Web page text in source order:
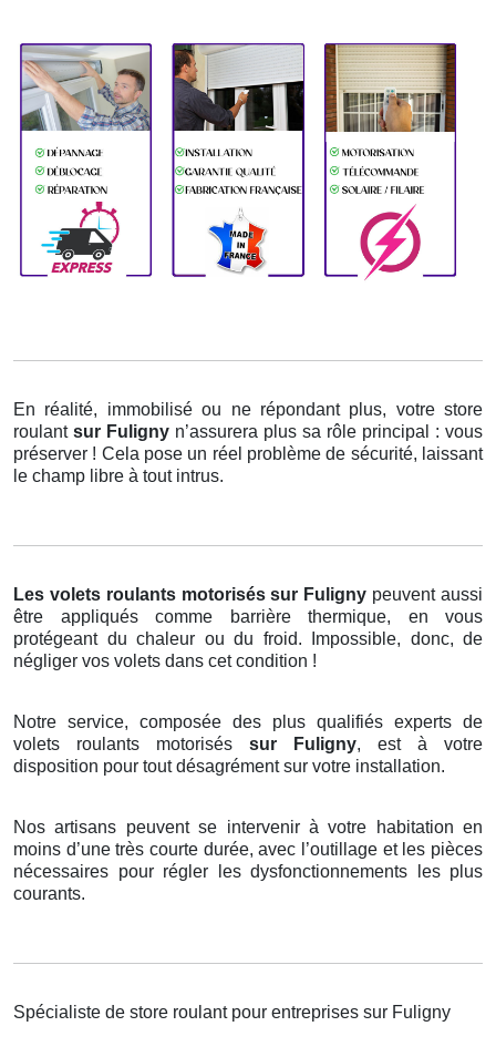
En réalité, immobilisé ou ne répondant plus, votre store
roulant sur Fuligny n’assurera plus sa rôle principal : vous
préserver ! Cela pose un réel problème de sécurité, laissant
le champ libre à tout intrus.
Les volets roulants motorisés sur Fuligny peuvent aussi
être appliqués comme barrière thermique, en vous
protégeant du chaleur ou du froid. Impossible, donc, de
négliger vos volets dans cet condition !
Notre service, composée des plus qualifiés experts de
volets roulants motorisés sur Fuligny, est à votre
disposition pour tout désagrément sur votre installation.
Nos artisans peuvent se intervenir à votre habitation en
moins d’une très courte durée, avec l’outillage et les pièces
nécessaires pour régler les dysfonctionnements les plus
courants.
Spécialiste de store roulant pour entreprises sur Fuligny